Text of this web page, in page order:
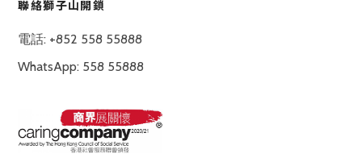
聯絡獅子山開鎖
電話: +852 558 55888
WhatsApp: 558 55888